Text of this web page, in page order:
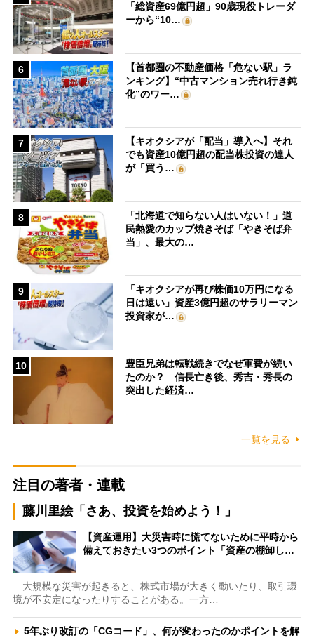
「総資産69億円超」90歳現役トレーダ
ーから“10…
6
【首都圏の不動産価格「危ない駅」ラ
ンキング】“中古マンション売れ行き鈍
化”のワー…
7
【キオクシアが「配当」導入へ】それ
でも資産10億円超の配当株投資の達人
が「買う…
8
「北海道で知らない人はいない！」道
民熱愛のカップ焼きそば「やきそば弁
当」、最大の…
9
「キオクシアが再び株価10万円になる
日は遠い」資産3億円超のサラリーマン
投資家が…
10
豊臣兄弟は転戦続きでなぜ軍費が続い
たのか？ 信長亡き後、秀吉・秀長の
突出した経済…
一覧を見る
注目の著者・連載
藤川里絵「さあ、投資を始めよう！」
【資産運用】大災害時に慌てないために平時から
備えておきたい3つのポイント「資産の棚卸し…
大規模な災害が起きると、株式市場が大きく動いたり、取引環
境が不安定になったりすることがある。一方…
5年ぶり改訂の「CGコード」、何が変わったのかポイントを解